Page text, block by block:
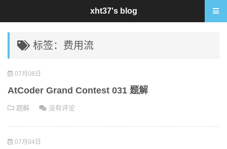
标签：费用流
07月08日
AtCoder Grand Contest 031 题解
题解 没有评论
07月04日
xht37's blog